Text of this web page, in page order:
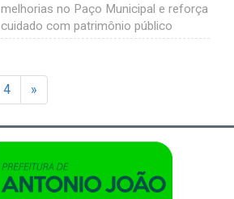
melhorias no Paço Municipal e reforça
cuidado com patrimônio público
4 »